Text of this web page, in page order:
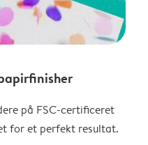
på FSC-certificeret
for et perfekt resultat.